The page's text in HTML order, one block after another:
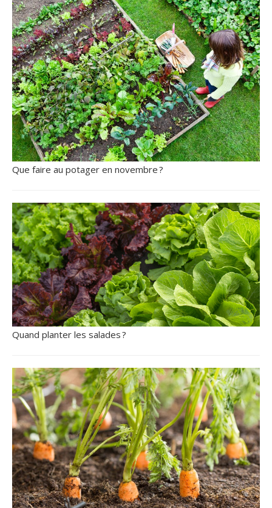
Que faire au potager en novembre ?
Quand planter les salades ?